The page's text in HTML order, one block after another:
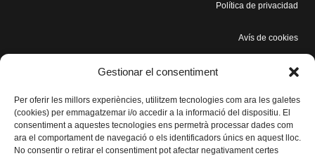
Gestionar el consentiment
Per oferir les millors experiències, utilitzem tecnologies com ara les galetes
(cookies) per emmagatzemar i/o accedir a la informació del dispositiu. El
consentiment a aquestes tecnologies ens permetrà processar dades com
ara el comportament de navegació o els identificadors únics en aquest lloc.
No consentir o retirar el consentiment pot afectar negativament certes
Política de privacidad
Avís de cookies